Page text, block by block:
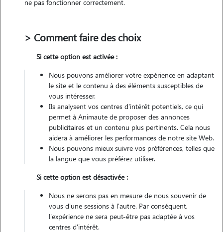
Véhiculé
Gardes réalisées
Contacter
L'envoi d'une demande est sans engagement
ne pas fonctionner correctement.
> Comment faire des choix
Si cette option est activée :
Nous pouvons améliorer votre expérience en adaptant
le site et le contenu à des éléments susceptibles de
vous intéresser.
Ils analysent vos centres d'intérêt potentiels, ce qui
permet à Animaute de proposer des annonces
publicitaires et un contenu plus pertinents. Cela nous
aidera à améliorer les performances de notre site Web.
Nous pouvons mieux suivre vos préférences, telles que
la langue que vous préférez utiliser.
Si cette option est désactivée :
Nous ne serons pas en mesure de nous souvenir de
vous d'une sessions à l'autre. Par conséquent,
l'expérience ne sera peut-être pas adaptée à vos
centres d'intérêt.